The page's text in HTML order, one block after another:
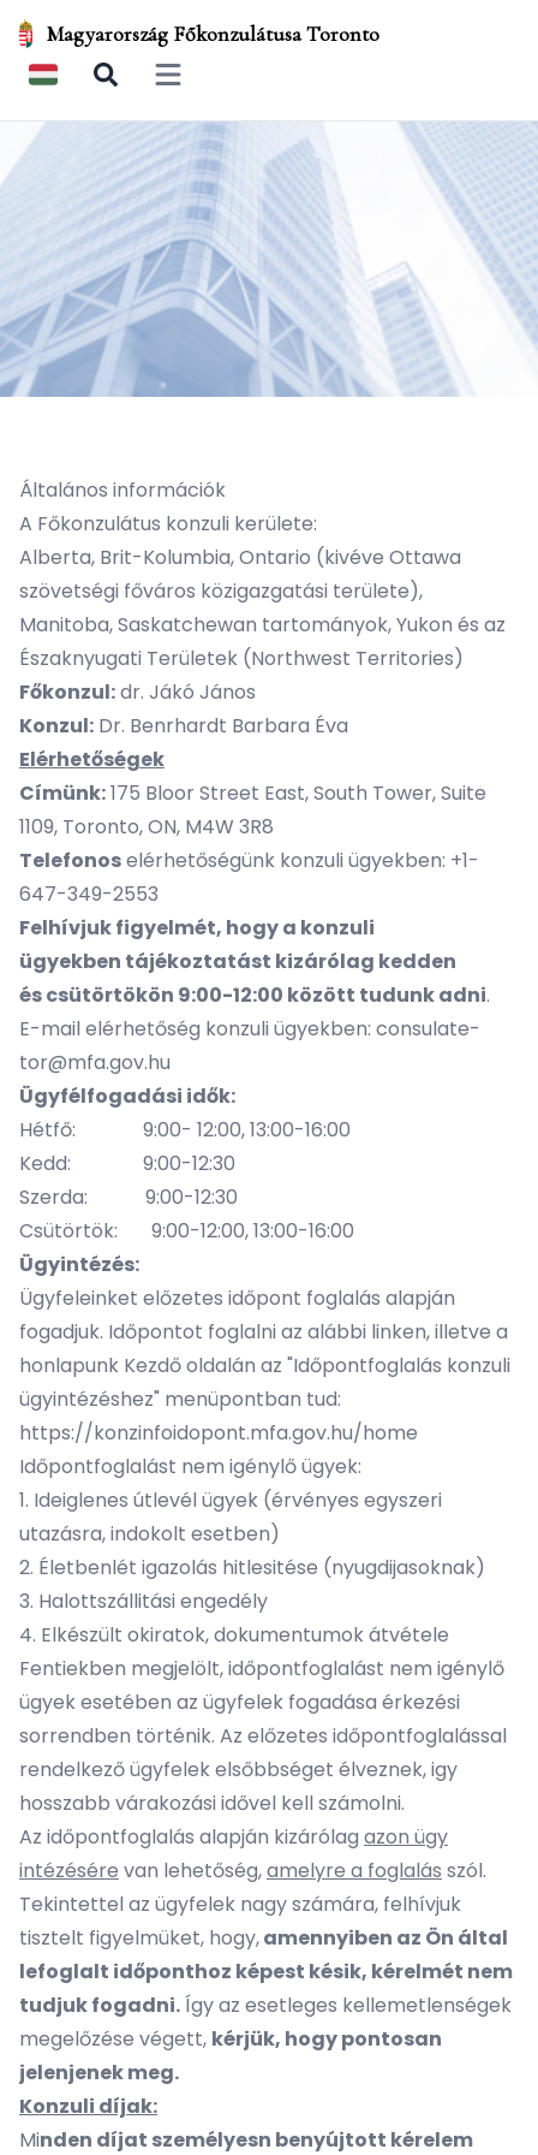
Magyarország Főkonzulátusa Toronto
Open main menu
Általános információk
A Főkonzulátus konzuli kerülete:
Alberta, Brit-Kolumbia, Ontario (kivéve Ottawa
szövetségi főváros közigazgatási területe),
Manitoba, Saskatchewan tartományok, Yukon és az
Északnyugati Területek (Northwest Territories)
Főkonzul:dr. Jákó János
Konzul: Dr. Benrhardt Barbara Éva
Elérhetőségek
Címünk:175 Bloor Street East, South Tower, Suite
1109, Toronto, ON, M4W 3R8
Telefonoselérhetőségünk konzuli ügyekben: +1-
647-349-2553
Felhívjuk figyelmét, hogy a konzuli
ügyekben tájékoztatást kizárólag kedden
és csütörtökön 9:00-12:00 között tudunk adni.
E-mail elérhetőség konzuli ügyekben: consulate-
tor@mfa.gov.hu
Ügyfélfogadási idők:
Hétfő: 9:00- 12:00, 13:00-16:00
Kedd: 9:00-12:30
Szerda: 9:00-12:30
Csütörtök: 9:00-12:00, 13:00-16:00
Ügyintézés:
Ügyfeleinket előzetes időpont foglalás alapján
fogadjuk. Időpontot foglalni az alábbi linken, illetve a
honlapunk Kezdő oldalán az "Időpontfoglalás konzuli
ügyintézéshez" menüpontban tud:
https://konzinfoidopont.mfa.gov.hu/home
Időpontfoglalást nem igénylő ügyek:
1. Ideiglenes útlevél ügyek (érvényes egyszeri
utazásra, indokolt esetben)
2. Életbenlét igazolás hitlesitése (nyugdijasoknak)
3. Halottszállitási engedély
4. Elkészült okiratok, dokumentumok átvétele
Fentiekben megjelölt, időpontfoglalást nem igénylő
ügyek esetében az ügyfelek fogadása érkezési
sorrendben történik. Az előzetes időpontfoglalással
rendelkező ügyfelek elsőbbséget élveznek, igy
hosszabb várakozási idővel kell számolni.
Az időpontfoglalás alapján kizárólag azon ügy
intézésére van lehetőség,amelyre a foglalás szól.
Tekintettel az ügyfelek nagy számára, felhívjuk
tisztelt figyelmüket, hogy,amennyiben az Ön által
lefoglalt időponthoz képest késik, kérelmét nem
tudjuk fogadni.Így az esetleges kellemetlenségek
megelőzése végett, kérjük, hogy pontosan
jelenjenek meg.
Konzuli díjak:
Minden díjat személyesn benyújtott kérelem